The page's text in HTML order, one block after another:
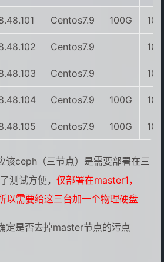
Centos7.9 100G
Centos7.9
Centos7.9
Centos7.9 100G
Centos7.9 100G
该ceph（三节点）是需要部署在三
测试方便， 仅部署在master1，
以需要给这三台加一个物理硬盘
定是否去掉master节点的污点